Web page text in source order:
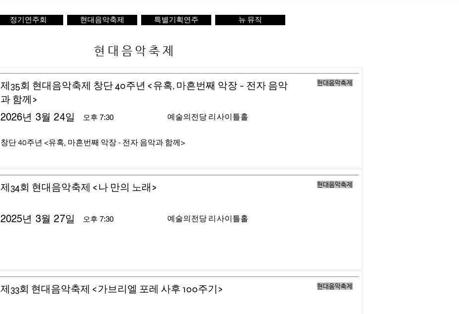
정기연주회 현대음악축제 특별기획연주 뉴 뮤직
현대음악축제
현대음악축제
제35회 현대음악축제 창단 40주년 <유혹, 마흔번째 악장 - 전자 음악
과 함께>
오후 7:30
2026년 3월 24일 예술의전당 리사이틀홀
창단 40주년 <유혹, 마흔번째 악장 - 전자 음악과 함께>
현대음악축제
제34회 현대음악축제 <나 만의 노래>
오후 7:30
2025년 3월 27일 예술의전당 리사이틀홀
현대음악축제
제33회 현대음악축제 <가브리엘 포레 사후 100주기>